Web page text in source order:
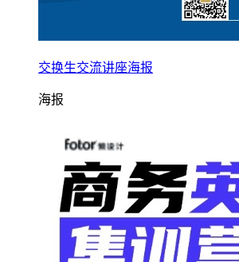
交换生交流讲座海报
海报